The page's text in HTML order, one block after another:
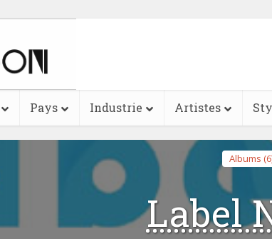
Pays Industrie Artistes
Albums
Label